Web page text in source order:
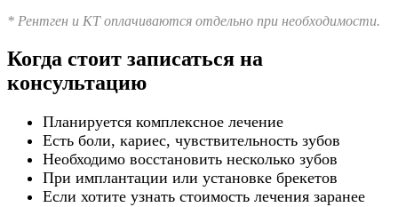
* Рентген и КТ оплачиваются отдельно при необходимости.
Когда стоит записаться на
консультацию
Планируется комплексное лечение
Есть боли, кариес, чувствительность зубов
Необходимо восстановить несколько зубов
При имплантации или установке брекетов
Если хотите узнать стоимость лечения заранее